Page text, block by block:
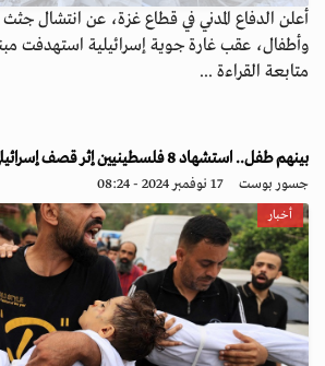
وأطفال، عقب غارة جوية إسرائيلية استهدفت
متابعة القراءة ...
بينهم طفل.. استشهاد 8 فلسطينيين إثر قصف إسرائيلي على مخيم البريج بغزة
جسور بوست 17 نوفمبر 2024 - 08:24
أخبار